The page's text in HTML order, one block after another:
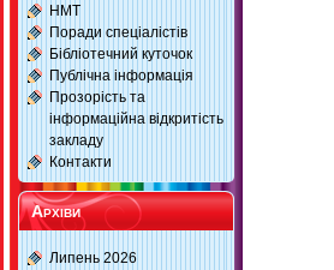
НМТ
Поради спеціалістів
Бібліотечний куточок
Публічна інформація
Прозорість та
інформаційна відкритість
закладу
Контакти
Архіви
Липень 2026